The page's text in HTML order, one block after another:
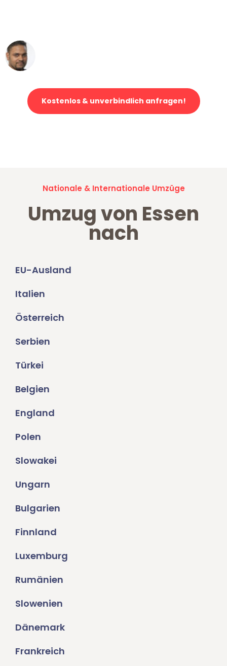
Kostenlos & unverbindlich anfragen!
Nationale & Internationale Umzüge
Umzug von Essen
nach
EU-Ausland
Italien
Österreich
Serbien
Türkei
Belgien
England
Polen
Slowakei
Ungarn
Bulgarien
Finnland
Luxemburg
Rumänien
Slowenien
Dänemark
Frankreich